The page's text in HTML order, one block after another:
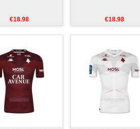
€18.98 €18.98